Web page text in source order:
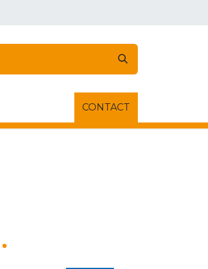
À PROPOS DE NOUS Rendez-vous
CONTACT
.